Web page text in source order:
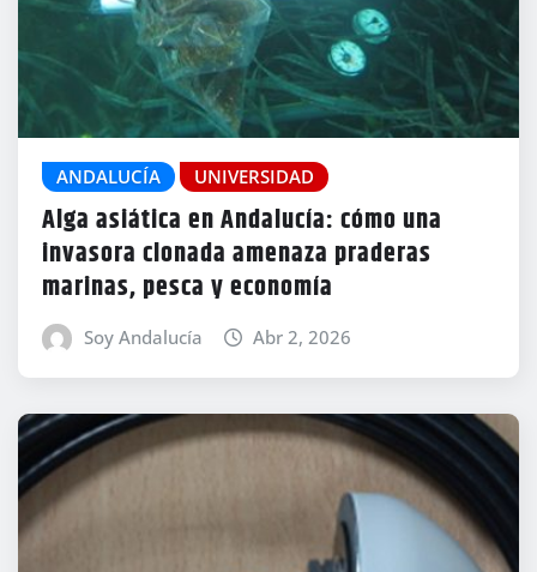
ANDALUCÍA UNIVERSIDAD
Alga asiática en Andalucía: cómo una
invasora clonada amenaza praderas
marinas, pesca y economía
Soy Andalucía Abr 2, 2026